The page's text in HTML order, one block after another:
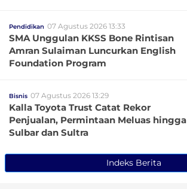
Pendidikan 07 Agustus 2026 13:33
SMA Unggulan KKSS Bone Rintisan
Amran Sulaiman Luncurkan English
Foundation Program
Bisnis 07 Agustus 2026 13:29
Kalla Toyota Trust Catat Rekor
Penjualan, Permintaan Meluas hingga
Sulbar dan Sultra
Indeks Berita